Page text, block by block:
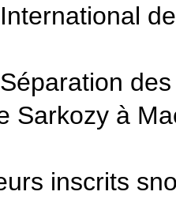
Sarkozy à
inscrits